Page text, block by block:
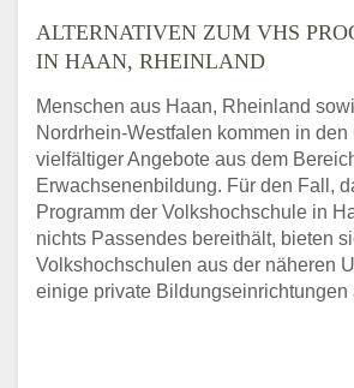
ALTERNATIVEN ZUM VHS
IN HAAN, RHEINLAND
Menschen aus Haan, Rheinland
Nordrhein-Westfalen kommen in den
vielfältiger Angebote aus dem
Erwachsenenbildung. Für den Fall,
Programm der Volkshochschule in
nichts Passendes bereithält, bieten
Volkshochschulen aus der näheren
einige private Bildungseinrichtungen